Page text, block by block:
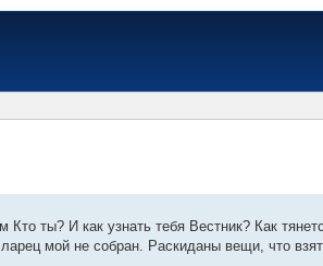
Кто ты? И как узнать тебя Вестник? Как
мой не собран. Раскиданы вещи, что